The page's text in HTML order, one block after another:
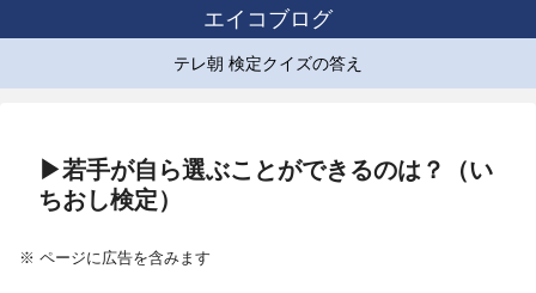
エイコブログ
テレ朝 検定クイズの答え
▶若手が自ら選ぶことができるのは？（い
ちおし検定）
※ ページに広告を含みます